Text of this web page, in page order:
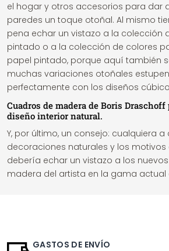
el hogar y otros accesorios para dar
paredes un toque otoñal. Al mismo
pena echar un vistazo a la colección
pintado o a la colección de colores
papel pintado, porque aquí también
muchas variaciones otoñales
perfectamente con los diseños
Cuadros de madera de Boris
diseño interior natural.
Y, por último, un consejo: cualquiera a
decoraciones naturales y los motivos
debería echar un vistazo a los
madera del artista en la gama actual
GASTOS DE ENVÍO